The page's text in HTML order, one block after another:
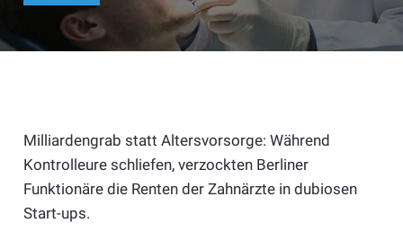
Milliardengrab statt Altersvorsorge: Während
Kontrolleure schliefen, verzockten Berliner
Funktionäre die Renten der Zahnärzte in dubiosen
Start-ups.